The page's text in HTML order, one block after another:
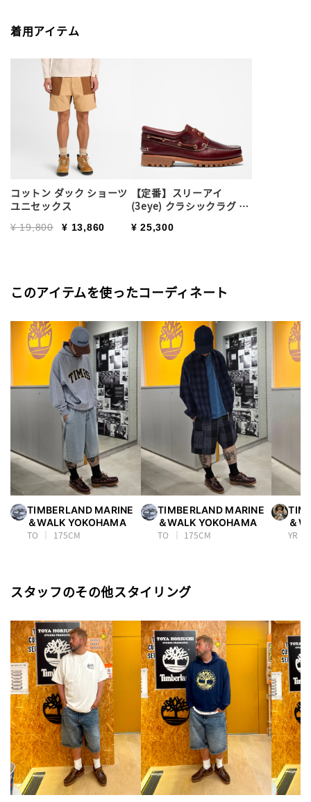
着用アイテム
コットン ダック ショーツ
ユニセックス
Price reduced from
¥ 19,800to¥ 13,860
【定番】スリーアイ
(3eye) クラシックラグ メ
¥ 25,300
このアイテムを使ったコーディネート
TIMBERLAND MARINE
＆WALK YOKOHAMA
TO
175CM
TIMBERLAND MARINE
＆WALK YOKOHAMA
TO
175CM
＆
YR
スタッフのその他スタイリング